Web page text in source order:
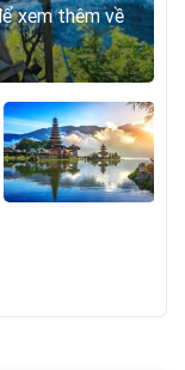
xem thêm về
xem thêm về